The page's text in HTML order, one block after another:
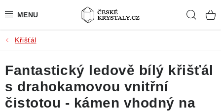
na
PŘÍRODNÍ KAMENY
BROUŠENÉ KAMENY
MISTROVSKÉ KRYSTALY
Křišťál
Fantastický ledově bílý křišťál
s drahokamovou vnitřní
čistotou - kámen vhodný na